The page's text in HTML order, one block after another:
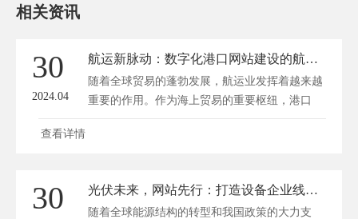
相关资讯
30
2024.04
航运新脉动：数字化港口网站建设的航标与实践
随着全球贸易的蓬勃发展，航运业发挥着越来越
重要的作用。作为海上贸易的重要枢纽，港口
的...
查看详情
30 光伏未来，网站先行：打造设备企业线上新名片
随着全球能源结构的转型和我国政策的大力支